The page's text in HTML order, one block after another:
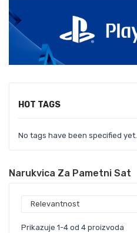
HOT TAGS
No tags have been specified yet.
Narukvica Za Pametni Sat
Relevantnost
Prikazuje 1-4 od 4 proizvoda